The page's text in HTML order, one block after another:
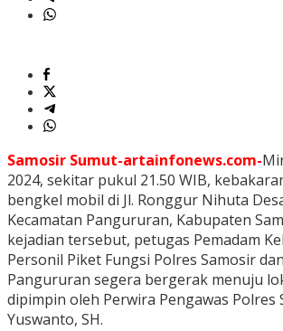
Samosir Sumut-artainfonews.com-
2024, sekitar pukul 21.50 WIB,
bengkel mobil di Jl. Ronggur Nihuta
Kecamatan Pangururan, Kabupaten
kejadian tersebut, petugas Pemadam
Personil Piket Fungsi Polres Samosir
Pangururan segera bergerak menuju
dipimpin oleh Perwira Pengawas Polres
Yuswanto, SH.